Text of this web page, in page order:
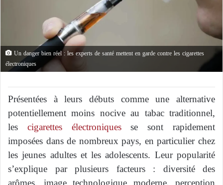
Un danger bien réel : les experts de santé mettent en garde contre les cigarettes
électroniques
Présentées à leurs débuts comme une alternative
potentiellement moins nocive au tabac traditionnel,
les cigarettes électroniquesse sont rapidement
imposées dans de nombreux pays, en particulier chez
les jeunes adultes et les adolescents. Leur popularité
s’explique par plusieurs facteurs : diversité des